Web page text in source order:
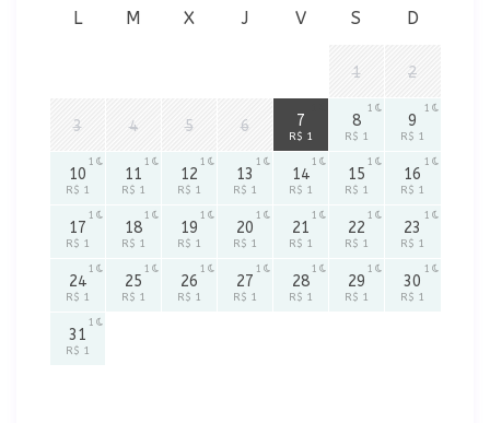
L M X J V S D
1 2
3 4 5 6 7
R$ 1
8
R$ 1
1
9
R$ 1
1
10
R$ 1
1
11
R$ 1
1
12
R$ 1
1
13
R$ 1
1
14
R$ 1
1
15
R$ 1
1
16
R$ 1
1
17
R$ 1
1
18
R$ 1
1
19
R$ 1
1
20
R$ 1
1
21
R$ 1
1
22
R$ 1
1
23
R$ 1
1
24
R$ 1
1
25
R$ 1
1
26
R$ 1
1
27
R$ 1
1
28
R$ 1
1
29
R$ 1
1
30
R$ 1
1
31
R$ 1
1